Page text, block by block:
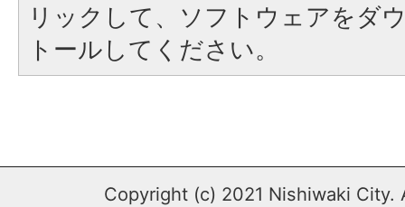
リックして、ソフトウェアをダ
トールしてください。
Copyright (c) 2021 Nishiwaki City.